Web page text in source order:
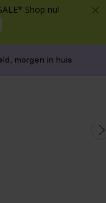
Shop nu!
morgen in huis